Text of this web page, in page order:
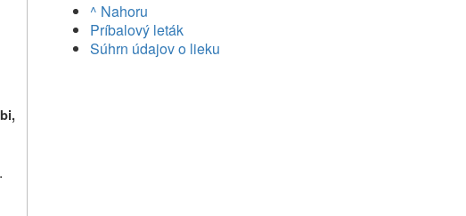
^ Nahoru
Príbalový leták
Súhrn údajov o lieku